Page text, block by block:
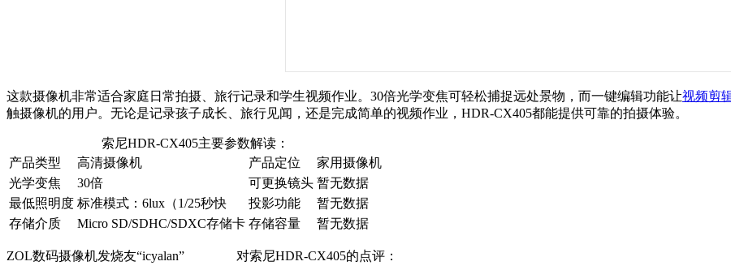
这款摄像机非常适合家庭日常拍摄、旅行记录和学生视频作业。30倍光学变焦可轻松捕捉远处景物，而一键编辑功能让视频剪
触摄像机的用户。无论是记录孩子成长、旅行见闻，还是完成简单的视频作业，HDR-CX405都能提供可靠的拍摄体验。
索尼HDR-CX405主要参数解读：
产品类型
高清摄像机 产品定位
家用摄像机
光学变焦
30倍 可更换镜头 暂无数据
最低照明度 标准模式：6lux（1/25秒快 投影功能
暂无数据
存储介质
Micro SD/SDHC/SDXC存储卡 存储容量 暂无数据
ZOL数码摄像机发烧友“icyalan” 对索尼HDR-CX405的点评：